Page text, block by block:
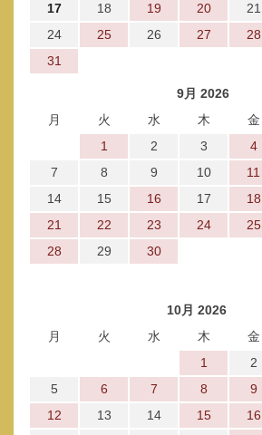
17
18 19 20 21
24
25 26 27 28
31
9月 2026
月
火 水 木 金
1
2 3 4
7
8 9 10 11
14
15 16 17 18
21
22 23 24 25
28
29 30
10月 2026
月
火 水 木 金
1
2
5
6 7 8 9
12
13 14 15 16